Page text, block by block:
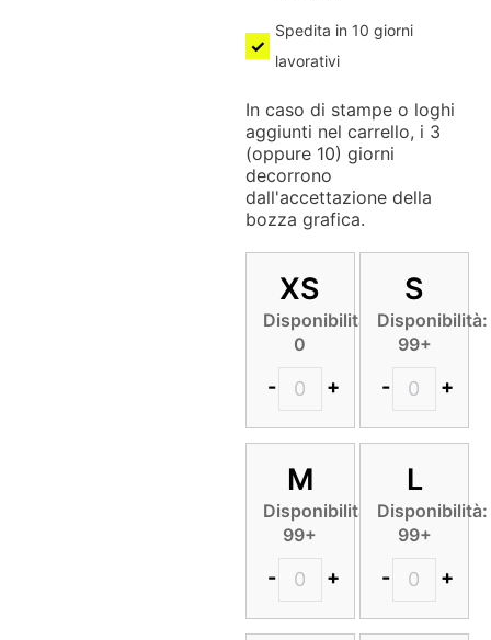
Spedita in 10 giorni
lavorativi
In caso di stampe o loghi
aggiunti nel carrello, i 3
(oppure 10) giorni
decorrono
dall'accettazione della
bozza grafica.
XS
Disponibilità:
0
- +
S
Disponibilità:
99+
- +
M
Disponibilità:
99+
- +
L
Disponibilità:
99+
- +